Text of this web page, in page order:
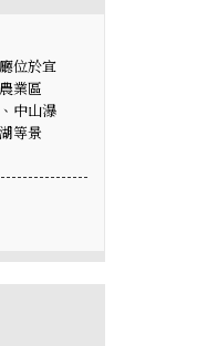
位於宜
業區
中山瀑
等景